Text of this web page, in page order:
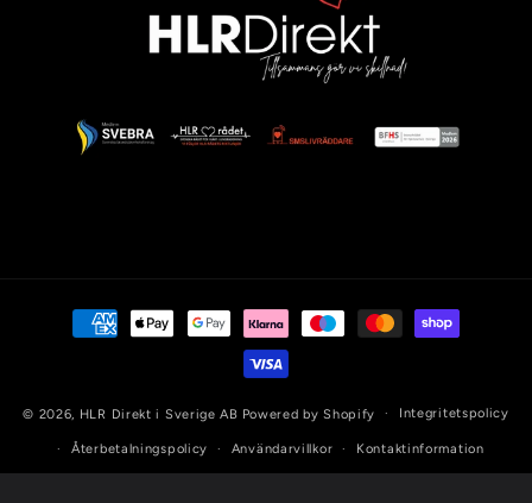
Betalningsmetoder
© 2026, HLR Direkt i Sverige AB Powered by Shopify Integritetspolicy
Återbetalningspolicy Användarvillkor Kontaktinformation